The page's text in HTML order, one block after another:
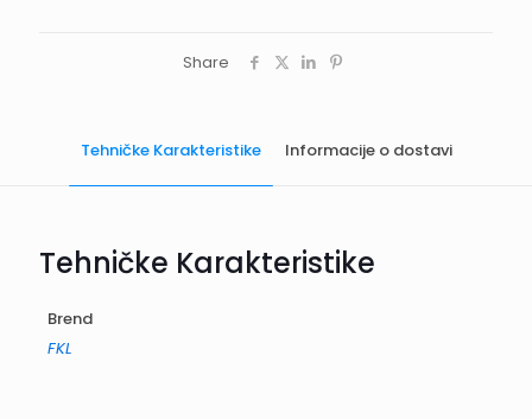
Share
Tehničke Karakteristike Informacije o dostavi
Tehničke Karakteristike
Brend
FKL